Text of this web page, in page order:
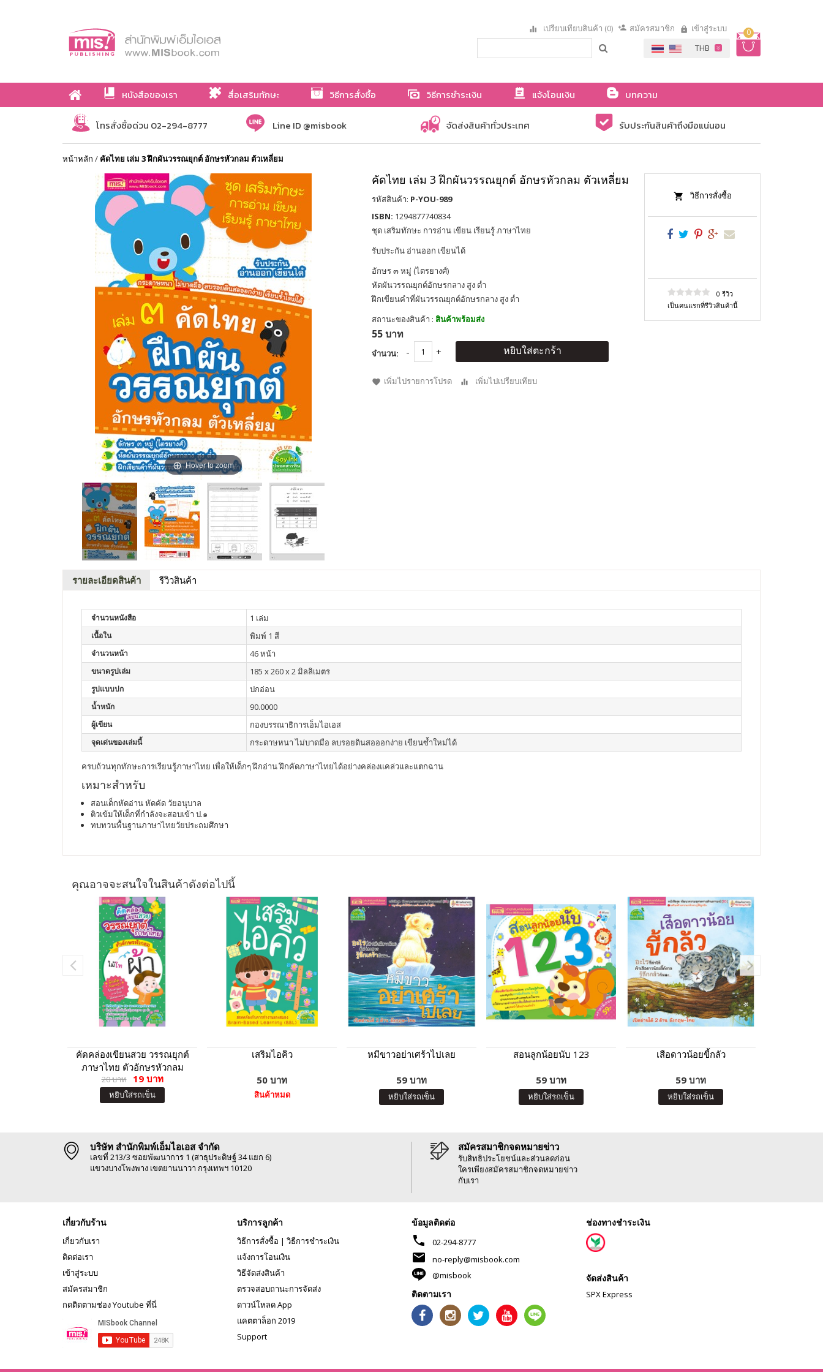
0
เปรียบเทียบสินค้า (0) สมัครสมาชิก เข้าสู่ระบบ
หนังสือของเรา สื่อเสริมทักษะ วิธีการสั่งซื้อ วิธีการชำระเงิน แจ้งโอนเงิน
บทความ
เกี่ยวกับเรา
โทรสั่งซื้อด่วน 02-294-8777 Line ID @misbook จัดส่งสินค้าทั่วประเทศ รับประกันสินค้าถึงมือแน่นอน
หน้าหลัก / คัดไทย เล่ม 3 ฝึกผันวรรณยุกต์ อักษรหัวกลม ตัวเหลี่ยม
Hover to zoom
คัดไทย เล่ม 3 ฝึกผันวรรณยุกต์ อักษรหัวกลม ตัวเหลี่ยม
รหัสสินค้า: P-YOU-989
ISBN: 1294877740834
ชุด เสริมทักษะ การอ่าน เขียน เรียนรู้ ภาษาไทย
รับประกัน อ่านออก เขียนได้
อักษร ๓ หมู่ (ไตรยางศ์)
หัดผันวรรณยุกต์อักษรกลาง สูง ต่ำ
ฝึกเขียนคำที่ผันวรรณยุกต์อักษรกลาง สูง ต่ำ
สถานะของสินค้า : สินค้าพร้อมส่ง
55 บาท
จำนวน: หยิบใส่ตะกร้า
เพิ่มไปรายการโปรด เพิ่มไปเปรียบเทียบ
วิธีการสั่งซื้อ
0 รีวิว
เป็นคนแรกที่รีวิวสินค้านี้
รายละเอียดสินค้า รีวิวสินค้า
จำนวนหนังสือ 1 เล่ม
เนื้อใน พิมพ์ 1 สี
จำนวนหน้า 46 หน้า
ขนาดรูปเล่ม 185 x 260 x 2 มิลลิเมตร
รูปแบบปก ปกอ่อน
น้ำหนัก 90.0000
ผู้เขียน กองบรรณาธิการเอ็มไอเอส
จุดเด่นของเล่มนี้ กระดาษหนา ไม่บาดมือ ลบรอยดินสอออกง่าย เขียนซ้ำใหม่ได้
ครบถ้วนทุกทักษะการเรียนรู้ภาษาไทย เพื่อให้เด็กๆ ฝึกอ่าน ฝึกคัดภาษาไทยได้อย่างคล่องแคล่วและแตกฉาน
เหมาะสำหรับ
สอนเด็กหัดอ่าน หัดคัด วัยอนุบาล
ติวเข้มให้เด็กที่กำลังจะสอบเข้า ป.๑
ทบทวนพื้นฐานภาษาไทยวัยประถมศึกษา
คุณอาจจะสนใจในสินค้าดังต่อไปนี้
คัดคล่องเขียนสวย วรรณยุกต์
ภาษาไทย ตัวอักษรหัวกลม
20 บาท 19 บาท
หยิบใส่รถเข็น
เสริมไอคิว
50 บาท
สินค้าหมด
หมีขาวอย่าเศร้าไปเลย
59 บาท
หยิบใส่รถเข็น
สอนลูกน้อยนับ 123
59 บาท
หยิบใส่รถเข็น
เสือดาวน้อยขี้กลัว
59 บาท
หยิบใส่รถเข็น
บริษัท สำนักพิมพ์เอ็มไอเอส จำกัด
เลขที่ 213/3 ซอยพัฒนาการ 1 (สาธุประดิษฐ์ 34 แยก 6)
แขวงบางโพงพาง เขตยานนาวา กรุงเทพฯ 10120
สมัครสมาชิกจดหมายข่าว
รับสิทธิประโยชน์และส่วนลดก่อน
ใครเพียงสมัครสมาชิกจดหมายข่าว
กับเรา
เกี่ยวกับร้าน
เกี่ยวกับเรา
ติดต่อเรา
เข้าสู่ระบบ
สมัครสมาชิก
กดติดตามช่อง Youtube ที่นี่
บริการลูกค้า
วิธีการสั่งซื้อ | วิธีการชำระเงิน
แจ้งการโอนเงิน
วิธีจัดส่งสินค้า
ตรวจสอบถานะการจัดส่ง
ดาวน์โหลด App
แคตตาล็อก 2019
Support
ข้อมูลติดต่อ
phone 02-294-8777
mail
no-reply@misbook.com
@misbook
ติดตามเรา
ช่องทางชำระเงิน
จัดส่งสินค้า
SPX Express